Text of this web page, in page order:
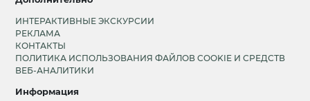
ИНТЕРАКТИВНЫЕ ЭКСКУРСИИ
РЕКЛАМА
КОНТАКТЫ
ПОЛИТИКА ИСПОЛЬЗОВАНИЯ ФАЙЛОВ COOKIE И СРЕДСТВ
ВЕБ-АНАЛИТИКИ
Информация